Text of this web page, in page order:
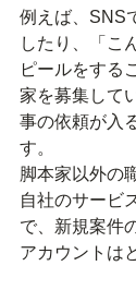
例えば、SNS
したり、「こ
ピールをする
家を募集して
事の依頼が入
す。
脚本家以外の
自社のサービ
で、新規案件
アカウントは